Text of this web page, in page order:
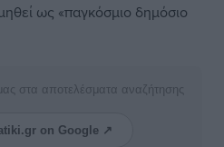
ως «παγκόσμιο δημόσιο
στα αποτελέσματα αναζήτησης
on Google ↗